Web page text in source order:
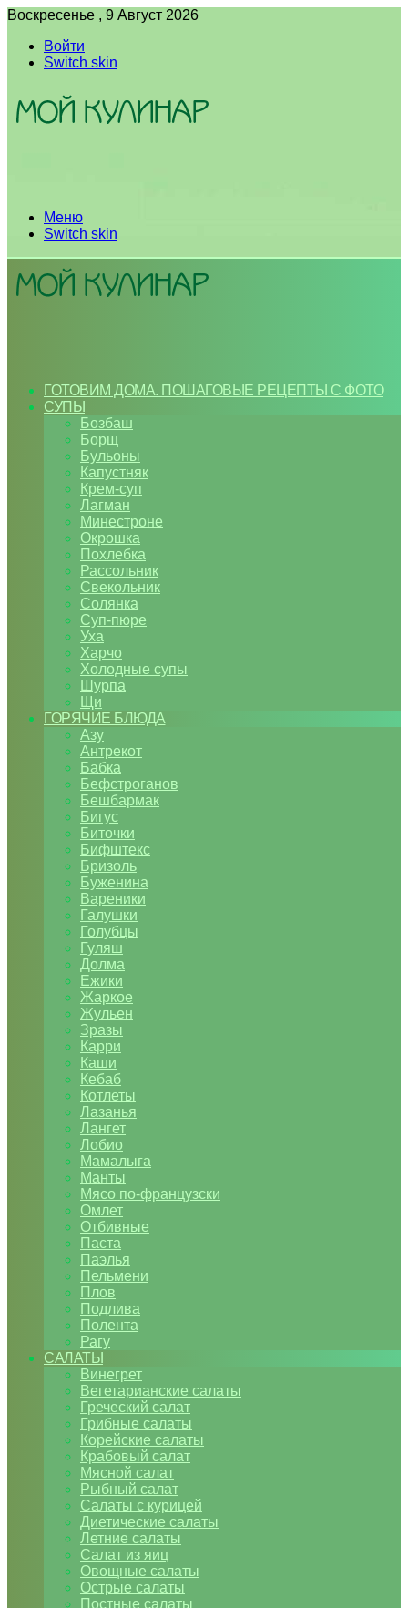
Воскресенье , 9 Август 2026
Войти
Switch skin
Меню
Switch skin
ГОТОВИМ ДОМА. ПОШАГОВЫЕ РЕЦЕПТЫ С ФОТО
СУПЫ
Бозбаш
Борщ
Бульоны
Капустняк
Крем-суп
Лагман
Минестроне
Окрошка
Похлебка
Рассольник
Свекольник
Солянка
Суп-пюре
Уха
Харчо
Холодные супы
Шурпа
Щи
ГОРЯЧИЕ БЛЮДА
Азу
Антрекот
Бабка
Бефстроганов
Бешбармак
Бигус
Биточки
Бифштекс
Бризоль
Буженина
Вареники
Галушки
Голубцы
Гуляш
Долма
Ежики
Жаркое
Жульен
Зразы
Карри
Каши
Кебаб
Котлеты
Лазанья
Лангет
Лобио
Мамалыга
Манты
Мясо по-французски
Омлет
Отбивные
Паста
Паэлья
Пельмени
Плов
Подлива
Полента
Рагу
САЛАТЫ
Винегрет
Вегетарианские салаты
Греческий салат
Грибные салаты
Корейские салаты
Крабовый салат
Мясной салат
Рыбный салат
Салаты с курицей
Диетические салаты
Летние салаты
Салат из яиц
Овощные салаты
Острые салаты
Постные салаты